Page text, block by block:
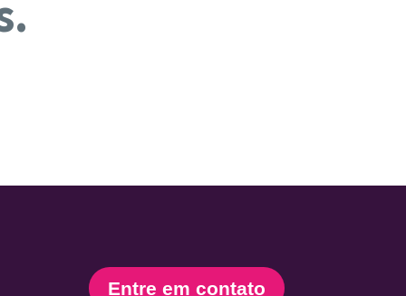
Entre em contato